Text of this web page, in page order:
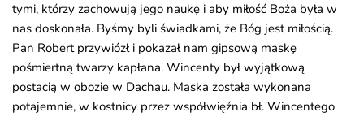
tymi, którzy zachowują jego naukę i aby miłość Boża była w
nas doskonała. Byśmy byli świadkami, że Bóg jest miłością.
Pan Robert przywiózł i pokazał nam gipsową maskę
pośmiertną twarzy kapłana. Wincenty był wyjątkową
postacią w obozie w Dachau. Maska została wykonana
potajemnie, w kostnicy przez współwięźnia bł. Wincentego